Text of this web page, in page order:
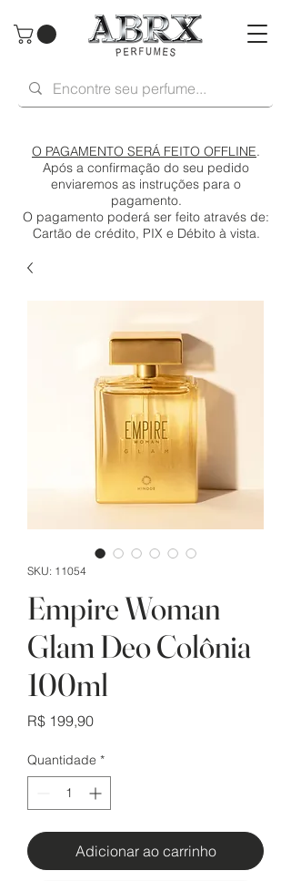
O PAGAMENTO SERÁ FEITO OFFLINE.
Após a confirmação do seu pedido
enviaremos as instruções para o
pagamento.
O pagamento poderá ser feito através de:
Cartão de crédito, PIX e Débito à vista.
SKU: 11054
Empire Woman
Glam Deo Colônia
100ml
R$ 199,90Preço
Quantidade *
Adicionar ao carrinho